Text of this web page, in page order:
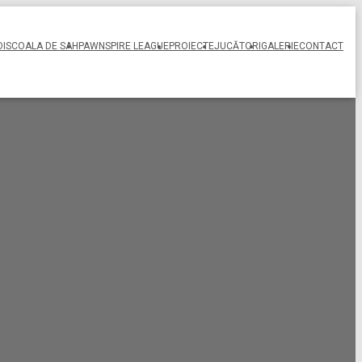
SCOALA DE SAH PAWNSPIRE LEAGUEPROIECTEJUCĂTORI GALERIECONTACT